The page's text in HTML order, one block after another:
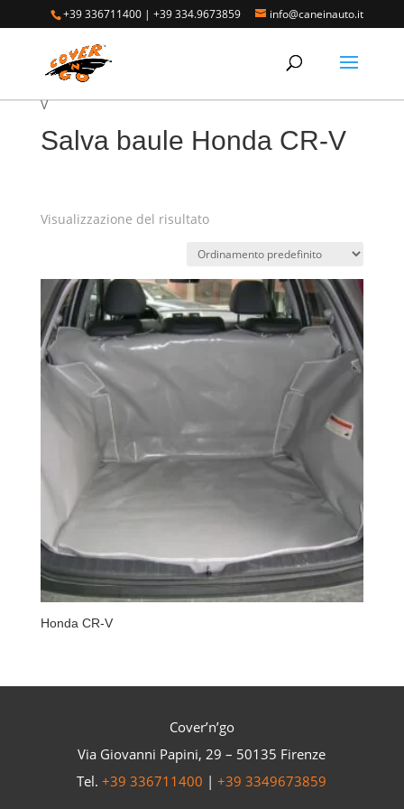
+39 336711400 |+39 334.9673859 info@caneinauto.it
Home/SALVA BAULE - Vasca Telo Copribaule
Auto/SALVA BAULE HONDA
V
Salva baule Honda CR-V
Visualizzazione del risultato
Honda CR-V
Cover’n’go
Via Giovanni Papini, 29 – 50135 Firenze
Tel.+39 336711400 |+39 3349673859